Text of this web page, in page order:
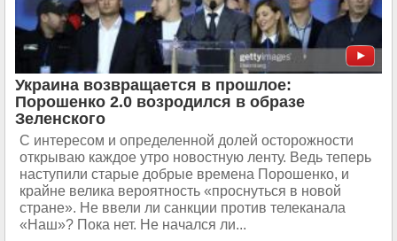
Украина возвращается в прошлое:
Порошенко 2.0 возродился в образе
Зеленского
С интересом и определенной долей осторожности
открываю каждое утро новостную ленту. Ведь теперь
наступили старые добрые времена Порошенко, и
крайне велика вероятность «проснуться в новой
стране». Не ввели ли санкции против телеканала
«Наш»? Пока нет. Не начался ли...